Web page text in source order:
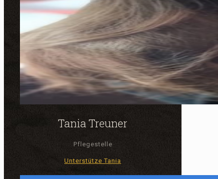
Tania Treuner
Pflegestelle
Unterstütze Tania